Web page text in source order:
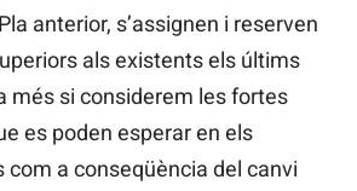
anterior, s’assignen i reserven
als existents els últims
més si considerem les fortes
es poden esperar en els
com a conseqüència del canvi